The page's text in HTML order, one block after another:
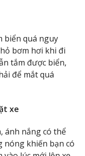
biển quá nguy
bơm hơi khi đi
tắm được biển,
để mắt quá
xe
ánh nắng có thể
nóng khiến bạn có